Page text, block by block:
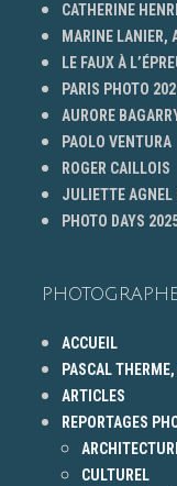
CATHERINE
MARINE LANIER,
LE FAUX À
PARIS PHOTO
AURORE
PAOLO VENTURA
ROGER CAILLOIS
JULIETTE AGNEL
PHOTO DAYS
ACCUEIL
PASCAL
ARTICLES
REPORTAGES
CULTUREL